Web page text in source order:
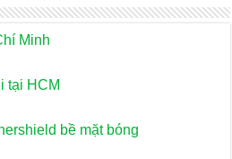
Minh
tại HCM
bề mặt bóng